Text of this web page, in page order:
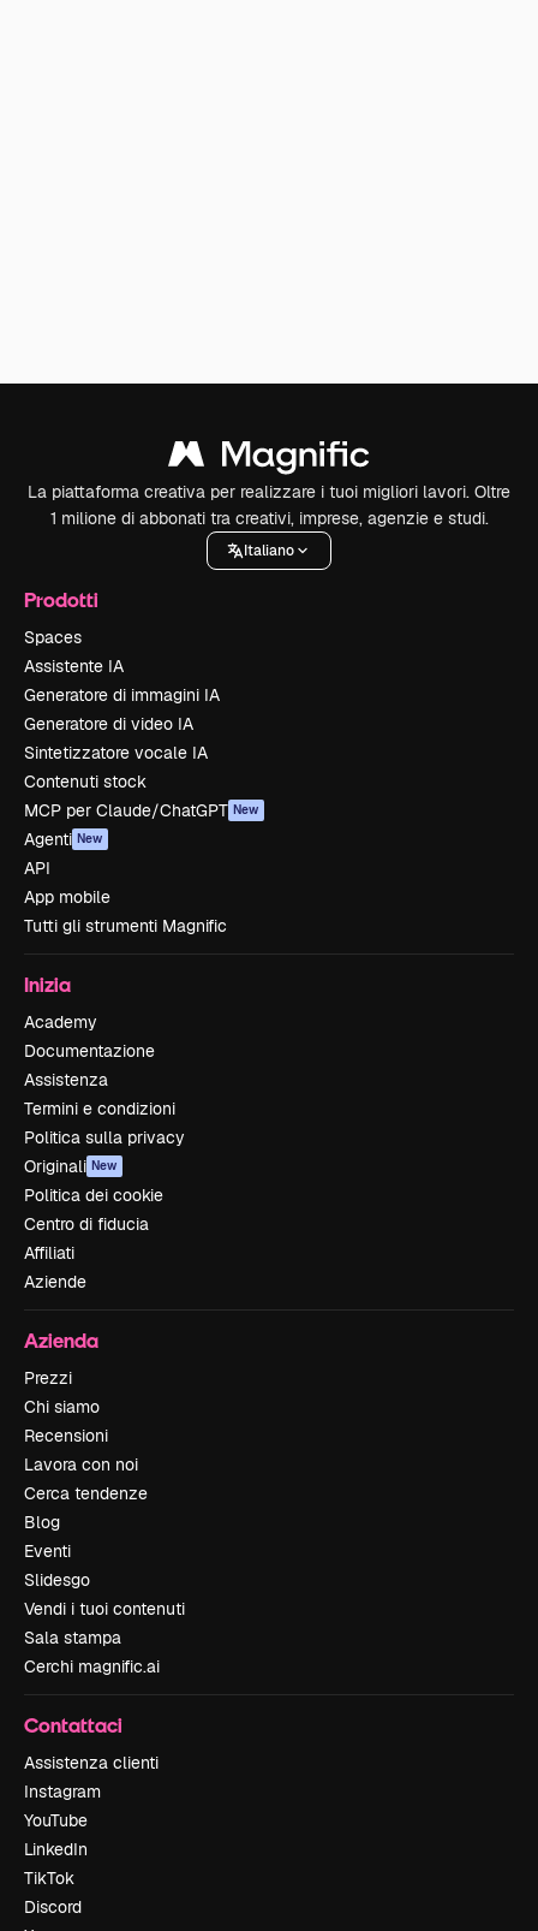
La piattaforma creativa per realizzare i tuoi migliori lavori. Oltre
1 milione di abbonati tra creativi, imprese, agenzie e studi.
Italiano
Prodotti
Spaces
Assistente IA
Generatore di immagini IA
Generatore di video IA
Sintetizzatore vocale IA
Contenuti stock
MCP per Claude/ChatGPT New
Agenti New
API
App mobile
Tutti gli strumenti Magnific
Inizia
Academy
Documentazione
Assistenza
Termini e condizioni
Politica sulla privacy
Originali New
Politica dei cookie
Centro di fiducia
Affiliati
Aziende
Azienda
Prezzi
Chi siamo
Recensioni
Lavora con noi
Cerca tendenze
Blog
Eventi
Slidesgo
Vendi i tuoi contenuti
Sala stampa
Cerchi magnific.ai
Contattaci
Assistenza clienti
Instagram
YouTube
LinkedIn
TikTok
Discord